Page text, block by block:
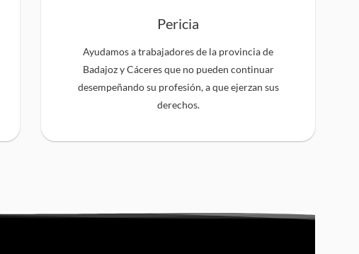
Pericia
Ayudamos a trabajadores de la provincia de
Badajoz y Cáceres que no pueden continuar
desempeñando su profesión, a que ejerzan sus
derechos.